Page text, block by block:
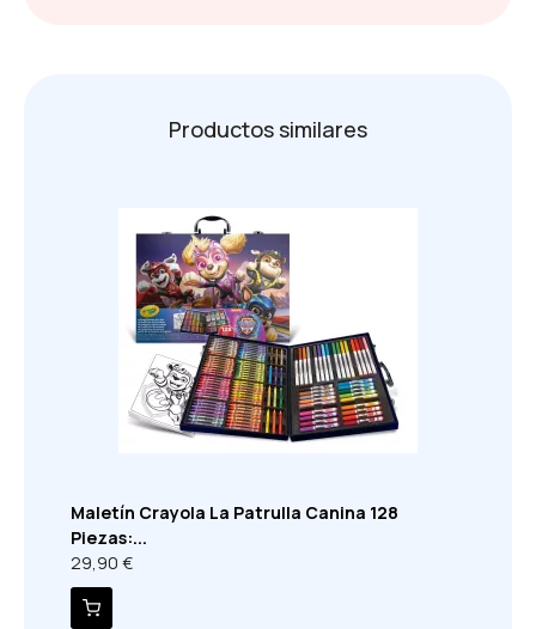
Productos similares
Maletín Crayola La Patrulla Canina 128
Piezas:...
29,90 €